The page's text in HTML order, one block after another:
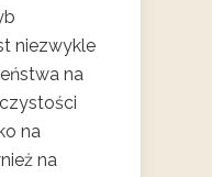
niezwykle
na
na
na